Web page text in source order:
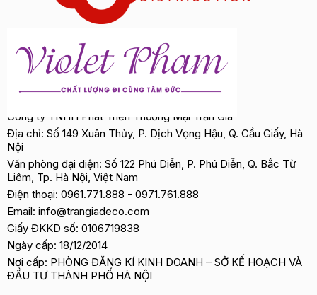
Công ty TNHH Phát Triển Thương Mại Trần Gia
Địa chỉ: Số 149 Xuân Thủy, P. Dịch Vọng Hậu, Q. Cầu Giấy, Hà
Nội
Văn phòng đại diện: Số 122 Phú Diễn, P. Phú Diễn, Q. Bắc Từ
Liêm, Tp. Hà Nội, Việt Nam
Điện thoại: 0961.771.888 - 0971.761.888
Email: info@trangiadeco.com
Giấy ĐKKD số: 0106719838
Ngày cấp: 18/12/2014
Nơi cấp: PHÒNG ĐĂNG KÍ KINH DOANH – SỞ KẾ HOẠCH VÀ
ĐẦU TƯ THÀNH PHỐ HÀ NỘI